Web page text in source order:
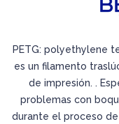
PETG: polyethylene
es un filamento
de impresión. .
problemas con
durante el proceso de